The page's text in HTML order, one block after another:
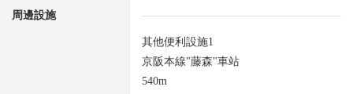
周邊設施
其他便利設施1
京阪本線"藤森"車站
540m